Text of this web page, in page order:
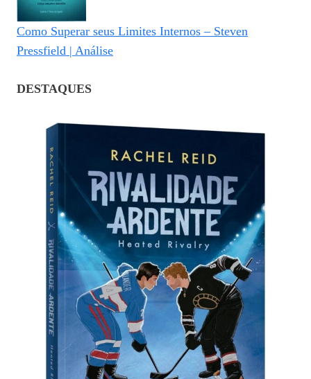
Como Superar seus Limites Internos – Steven
Pressfield | Análise
DESTAQUES